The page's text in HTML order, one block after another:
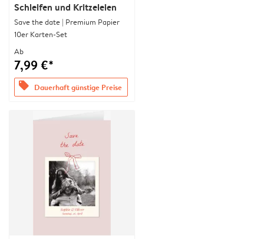
Schleifen und Kritzeleien
Save the date | Premium Papier
10er Karten-Set
Ab
7,99 €*
offers Dauerhaft günstige Preise